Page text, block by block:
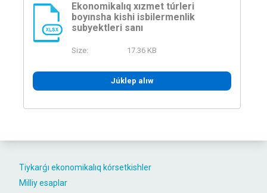
Tiykarǵı ekonomikalıq kórsetkishler
Milliy esaplar
XLSX
Ekonomikalıq xızmet túrleri
boyınsha kishi isbilermenlik
subyektleri sanı
Size: 17.36 KB
Júklep alıw